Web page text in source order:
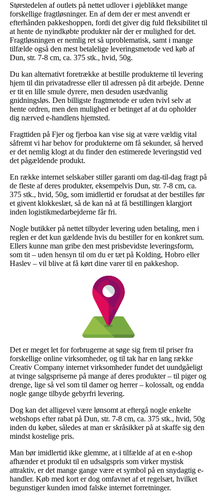
Størstedelen af outlets på nettet udlover i øjeblikket mange
forskellige fragtløsninger. En af dem der er mest anvendt er
efterhånden pakkeshoppen, fordi det giver dig fuld fleksibilitet til
at hente de nyindkøbte produkter når der er mulighed for det.
Fragtløsningen er nemlig ret så uproblematisk, samt i mange
tilfælde også den mest betalelige leveringsmetode ved køb af
Dun, str. 7-8 cm, ca. 375 stk., hvid, 50g.
Du kan alternativt foretrække at bestille produkterne til levering
hjem til din privatadresse eller til adressen på dit arbejde. Denne
er tit en lille smule dyrere, men desuden usædvanlig
gnidningsløs. Den billigste fragtmetode er uden tvivl selv at
hente ordren, men den mulighed er betinget af at du opholder
dig nærved e-handlens hjemsted.
Fragttiden på Fjer og fjerboa kan vise sig at være vældig vital
såfremt vi har behov for produkterne om få sekunder, så herved
er det nemlig klogt at du finder den estimerede leveringstid ved
det pågældende produkt.
En række internet selskaber stiller garanti om dag-til-dag fragt på
de fleste af deres produkter, eksempelvis Dun, str. 7-8 cm, ca.
375 stk., hvid, 50g, som imidlertid er forudsat at der bestilles før
et givent klokkeslæt, så de kan nå at få bestillingen klargjort
inden logistikmedarbejderne får fri.
Nogle butikker på nettet tilbyder levering uden betaling, men i
reglen er det kun gældende hvis du bestiller for en konkret sum.
Ellers kunne man gribe den mest prisbevidste leveringsform,
som tit – uden hensyn til om du er tæt på Kolding, Hobro eller
Haslev – vil blive at få kørt dine varer til en pakkeshop.
Det er meget let for forbrugerne at søge sig frem til priser fra
forskellige online virksomheder, og til tak har en lang række
Creativ Company internet virksomheder fundet det uundgåeligt
at tvinge salgspriserne på mange af deres produkter – til piger og
drenge, lige så vel som til damer og herrer – kolossalt, og endda
nogle gange tilbyde gebyrfri levering.
Dog kan det alligevel være lønsomt at eftergå nogle enkelte
webshops efter rabat på Dun, str. 7-8 cm, ca. 375 stk., hvid, 50g
inden du køber, således at man er skråsikker på at skaffe sig den
mindst kostelige pris.
Man bør imidlertid ikke glemme, at i tilfælde af at en e-shop
afhænder et produkt til en udsalgspris som virker mystisk
attraktiv, er det mange gange være et symbol på en snydagtig e-
handler. Køb med kort er dog omfavnet af et regelsæt, hvilket
begunstiger kunden imod falske internet forretninger.